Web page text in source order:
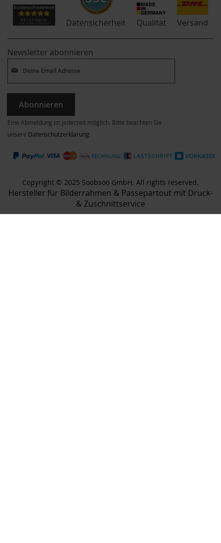
Datensicherheit Qualität Versand
Newsletter abonnieren
Abonnieren
Eine Abmeldung ist jederzeit möglich. Bitte beachten Sie
unsere Datenschutzerklärung.
Copyright © 2025 Soobsoo GmbH. All rights reserved.
Hersteller für Bilderrahmen & Passepartout mit Druck-
& Zuschnittservice